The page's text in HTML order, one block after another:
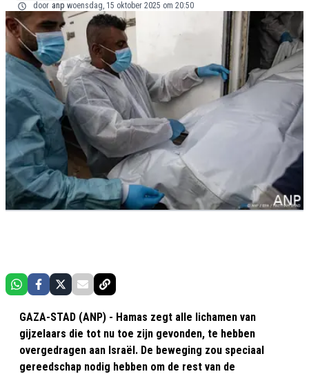
door anp woensdag, 15 oktober 2025 om 20:50
GAZA-STAD (ANP) - Hamas zegt alle lichamen van
gijzelaars die tot nu toe zijn gevonden, te hebben
overgedragen aan Israël. De beweging zou speciaal
gereedschap nodig hebben om de rest van de